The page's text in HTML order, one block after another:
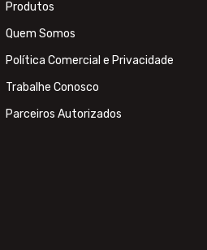
Produtos
Quem Somos
Política Comercial e Privacidade
Trabalhe Conosco
Parceiros Autorizados